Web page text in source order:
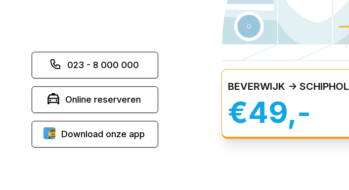
023 - 8 000 000
Online reserveren
Download onze app
BEVERWIJK -> SCHIPHOL
€49,-